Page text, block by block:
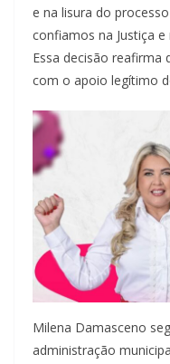
e na lisura do
confiamos na Justiça
Essa decisão reafirma
com o apoio legítimo
Milena Damasceno
administração